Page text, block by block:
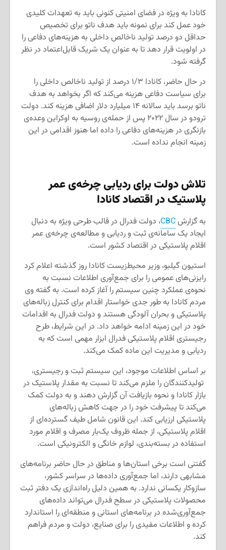
کانادا به ویژه در فضای امنیتی کنونی باید به تعهدات کلیدی
خود عمل کند برای نمونه باید هدف ناتو برای تخصیص
حداقل دو درصد تولید ناخالص داخلی به هزینه‌های دفاعی را
در اولویت قرار دهد تا به عنوان یک شریک قابل‌اعتماد در نظر
گرفته شود.
در حال حاضر، کانادا ۱/۳ درصد از تولید ناخالص داخلی را
برای سیاست دفاعی هزینه می‌کند که اگر بخواهد به هدف
ناتو برسد باید سالانه ۱۴ میلیارد دلار اضافی هزینه کند. دولت
ترودو در سال ۲۰۲۲ پس از حمله‌ی روسیه به اوکراین وعده‌ی
بازنگری در هزینه‌های دفاعی را داده اما هنوز اقدامی در این
زمینه انجام نداده است.
تلاش دولت برای ردیابی چرخه‌ی عمر
پلاستیک در اقتصاد کانادا
به گزارشCBC، دولت فدرال در قالب طرحی ویژه به دنبال
ایجاد یک سامانه‌ی ثبت و ردیابی و مطالعه‌ی چرخه‌ی عمر
اقلام پلاستیکی در اقتصاد کشور است.
استیون گیلبو، وزیر محیط‌زیست کانادا روز گذشته اعلام کرد
رایزنی‌های عمومی را برای جمع‌آوری اطلاعات نسبت به
نحوه‌ی عملکرد چنین سیستم را آغاز کرده است. به گفته وی
مردم کانادا به طور جدی خواستار اقدام برای کنترل زباله‌های
پلاستیکی و بحران آلودگی هستند و دولت فدرال به اقدامات
خود در این زمینه ادامه خواهد داد. در این شرایط، طرح
رجیستری اقلام پلاستیکی فدرال ابزار مهمی است که به
ردیابی و مدیریت این ماده کمک می‌کند.
بر اساس اطلاعات موجود، این سیستم ثبت و رجیستری،
تولیدکنندگان را ملزم می‌کند تا نسبت به مقدار پلاستیک در
بازار کانادا و نحوه بازیافت آن گزارش دهند و به دولت کمک
می‌کند تا پیشرفت خود را در جهت کاهش زباله‌های
پلاستیکی ارزیابی کند. این قانون شامل طیف گسترده‌ای از
اقلام پلاستیکی، از جمله ظروف یک‌بار مصرف و اقلام مورد
استفاده در بسته‌بندی، لوازم خانگی و الکترونیکی است.
گفتنی است برخی استان‌ها و مناطق در حال حاضر برنامه‌های
مشابهی دارند، اما جمع‌آوری داده‌ها در سراسر کشور،
سازوکار یکسانی ندارد. به همین دلیل راه‌اندازی یک دفتر ثبت
محصولات پلاستیکی در سطح فدرال می‌تواند داده‌های
جمع‌آوری‌شده در برنامه‌های استانی و منطقه‌ای را استاندارد
کرده و اطلاعات مفیدی را برای صنایع، دولت و مردم فراهم
‌کند.